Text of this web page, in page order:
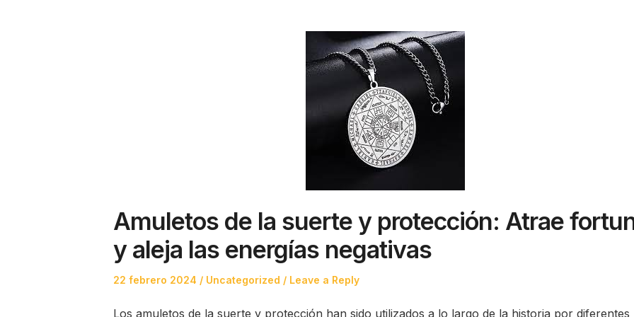
Amuletos de la suerte y protección: Atrae
y aleja las energías negativas
Posted
22 febrero 2024
Posted
Uncategorized Leave a Reply
Los amuletos de la suerte y protección han sido utilizados a lo largo de la historia por diferentes